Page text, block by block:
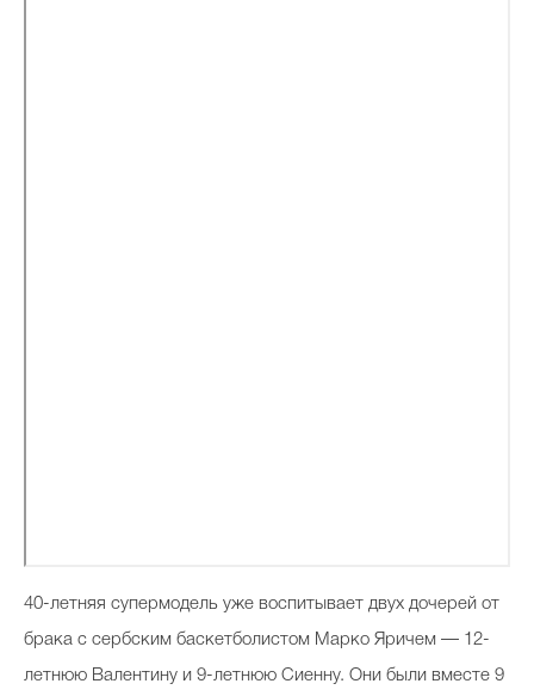
40-летняя супермодель уже воспитывает двух дочерей от
брака с сербским баскетболистом Марко Яричем — 12-
летнюю Валентину и 9-летнюю Сиенну. Они были вместе 9